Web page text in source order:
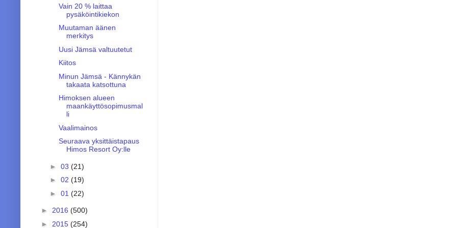
Vain 20 % laittaa
pysäköintikiekon
Muutaman äänen
merkitys
Uusi Jämsä valtuutetut
Kiitos
Minun Jämsä - Kännykän
takaata katsottuna
Himoksen alueen
maankäyttösopimusmal
li
Vaalimainos
Seuraava yksittäistapaus
Himos Resort Oy:lle
► 03 (21)
► 02 (19)
► 01 (22)
► 2016 (500)
► 2015 (254)